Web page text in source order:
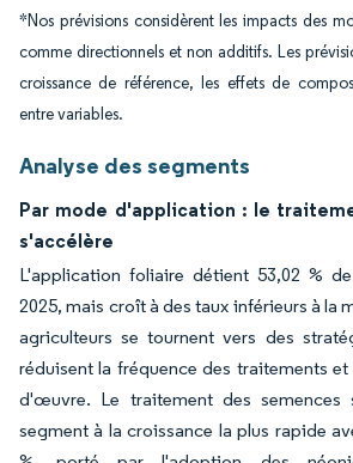
*Nos prévisions considèrent les impacts des
comme directionnels et non additifs. Les
croissance de référence, les effets de
entre variables.
Analyse des segments
Par mode d'application : le
s'accélère
L'application foliaire détient 53,02 %
2025, mais croît à des taux inférieurs à la
agriculteurs se tournent vers des
réduisent la fréquence des traitements
d'œuvre. Le traitement des semences
segment à la croissance la plus rapide